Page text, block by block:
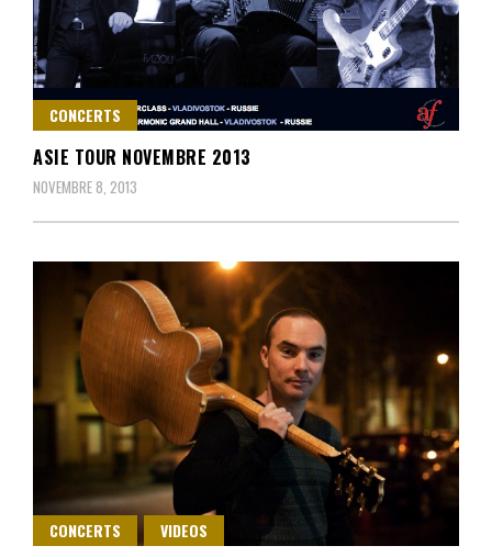
CONCERTS
ASIE TOUR NOVEMBRE 2013
NOVEMBRE 8, 2013
CONCERTS VIDEOS